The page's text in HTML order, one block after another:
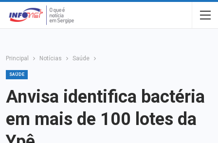
Principal Notícias Saúde
SAÚDE
Anvisa identifica bactéria
em mais de 100 lotes da